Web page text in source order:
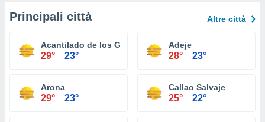
Principali città Altre città
Acantilado de los Gigantes
29° 23°
Adeje
28° 23°
Arona
29° 23°
Callao Salvaje
25° 22°